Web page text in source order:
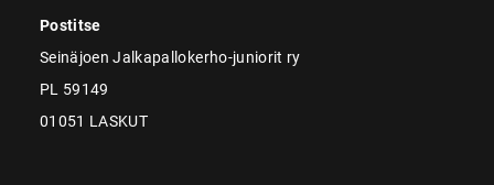
Postitse
Seinäjoen Jalkapallokerho-juniorit ry
PL 59149
01051 LASKUT